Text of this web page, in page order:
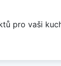
pro vaši